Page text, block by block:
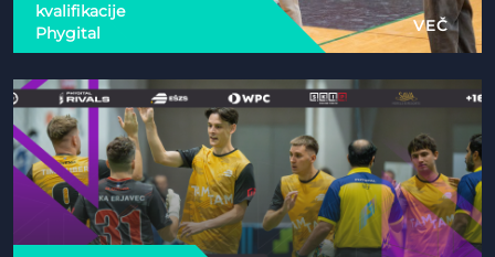
kvalifikacije
Phygital
VEČ